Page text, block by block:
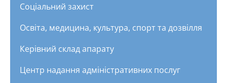
Соціальний захист
Освіта, медицина, культура, спорт та дозвілля
Керівний склад апарату
Центр надання адміністративних послуг